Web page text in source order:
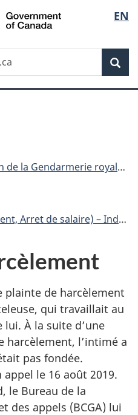
Passer
au
principal
Passer
à
Au
du
Passer
à
version
simplifiée
de
la
EN
royale du Canada
salaire) – Index facile à consulter
plainte de harcèlement
qui travaillait au
À la suite d’une
harcèlement, l’intimé a
pas fondée.
appel le 16 août 2019.
le Bureau de la
des appels (BCGA) lui